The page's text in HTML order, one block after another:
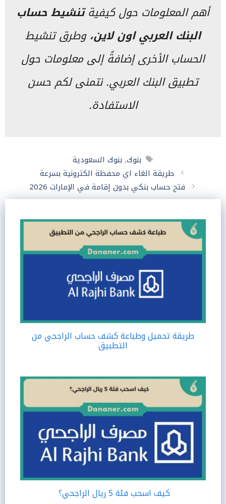
أهم المعلومات حول كيفيةتنشيط حساب
البنك العربي اون لاين،وطرق تنشيط
الحساب الأخرى إضافةً إلى معلومات حول
تطبيق البنك العربي. نتمنى لكم حسن
الاستفادة.
الوسوم
بنوك, بنوك السعودية
طريقة الغاء اي محفظة الكترونية بسرعة
فتح حساب بنكي بدون إقامة في الإمارات 2026
طريقة تحميل وطباعة كشف حساب الراجحي من
التطبيق
كيف اسحب فئة 5 ريال الراجحي؟